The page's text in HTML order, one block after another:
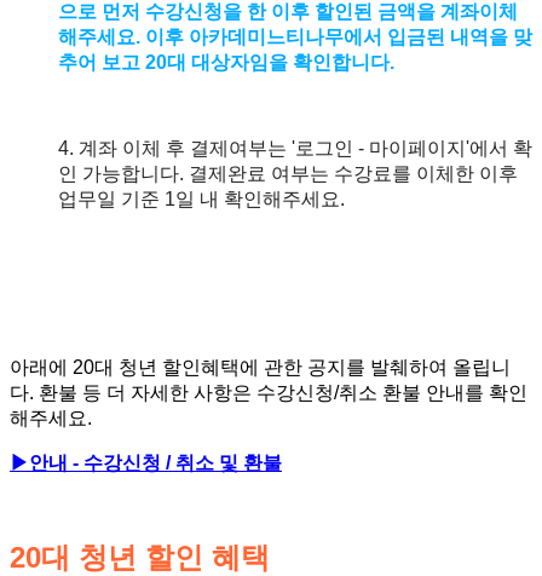
으로 먼저 수강신청을 한 이후 할인된 금액을 계좌이체
해주세요. 이후 아카데미느티나무에서 입금된 내역을 맞
추어 보고 20대 대상자임을 확인합니다.
4. 계좌 이체 후 결제여부는 '로그인 - 마이페이지'에서 확
인 가능합니다. 결제완료 여부는 수강료를 이체한 이후
업무일 기준 1일 내 확인해주세요.
아래에 20대 청년 할인혜택에 관한 공지를 발췌하여 올립니
다. 환불 등 더 자세한 사항은 수강신청/취소 환불 안내를 확인
해주세요.
▶안내 - 수강신청 / 취소 및 환불
20대 청년 할인 혜택